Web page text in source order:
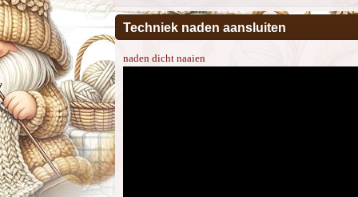
Techniek naden aansluiten
naden dicht naaien